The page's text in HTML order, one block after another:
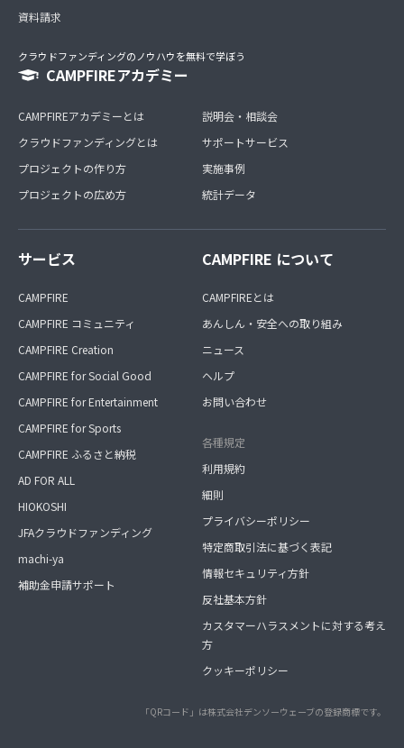
資料請求
クラウドファンディングのノウハウを無料で学ぼう
CAMPFIREアカデミー
CAMPFIREアカデミーとは
クラウドファンディングとは
プロジェクトの作り方
プロジェクトの広め方
説明会・相談会
サポートサービス
実施事例
統計データ
サービス
CAMPFIRE
CAMPFIRE コミュニティ
CAMPFIRE Creation
CAMPFIRE for Social Good
CAMPFIRE for Entertainment
CAMPFIRE for Sports
CAMPFIRE ふるさと納税
AD FOR ALL
HIOKOSHI
JFAクラウドファンディング
machi-ya
補助金申請サポート
CAMPFIRE について
CAMPFIREとは
あんしん・安全への取り組み
ニュース
ヘルプ
お問い合わせ
各種規定
利用規約
細則
プライバシーポリシー
特定商取引法に基づく表記
情報セキュリティ方針
反社基本方針
カスタマーハラスメントに対する考え
方
クッキーポリシー
「QRコード」は株式会社デンソーウェーブの登録商標です。